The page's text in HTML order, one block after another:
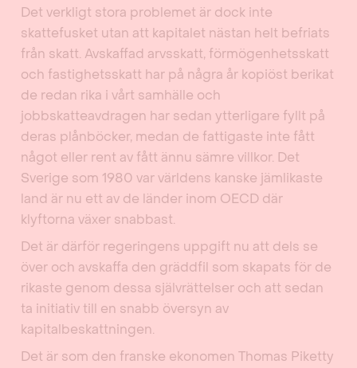
Det verkligt stora problemet är dock inte
skattefusket utan att kapitalet nästan helt befriats
från skatt. Avskaffad arvsskatt, förmögenhetsskatt
och fastighetsskatt har på några år kopiöst berikat
de redan rika i vårt samhälle och
jobbskatteavdragen har sedan ytterligare fyllt på
deras plånböcker, medan de fattigaste inte fått
något eller rent av fått ännu sämre villkor. Det
Sverige som 1980 var världens kanske jämlikaste
land är nu ett av de länder inom OECD där
klyftorna växer snabbast.
Det är därför regeringens uppgift nu att dels se
över och avskaffa den gräddfil som skapats för de
rikaste genom dessa självrättelser och att sedan
ta initiativ till en snabb översyn av
kapitalbeskattningen.
Det är som den franske ekonomen Thomas Piketty